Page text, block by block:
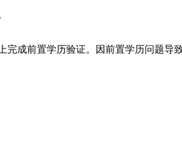
上完成前置学历验证。因前置学历问题导